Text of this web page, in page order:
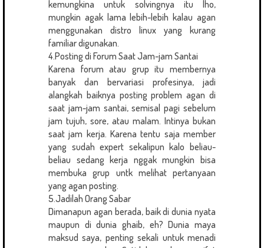
kemungkina untuk solvingnya itu lho,
mungkin agak lama lebih-lebih kalau agan
menggunakan distro linux yang kurang
familiar digunakan.
4.Posting di Forum Saat Jam-jam Santai
Karena forum atau grup itu membernya
banyak dan bervariasi profesinya, jadi
alangkah baiknya posting problem agan di
saat jam-jam santai, semisal pagi sebelum
jam tujuh, sore, atau malam. Intinya bukan
saat jam kerja. Karena tentu saja member
yang sudah expert sekalipun kalo beliau-
beliau sedang kerja nggak mungkin bisa
membuka grup untk melihat pertanyaan
yang agan posting.
5.Jadilah Orang Sabar
Dimanapun agan berada, baik di dunia nyata
maupun di dunia ghaib, eh? Dunia maya
maksud saya, penting sekali untuk menadi